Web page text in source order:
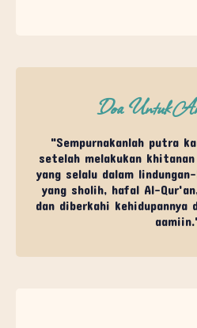
Doa Untuk
"Sempurnakanlah putra
setelah melakukan
yang selalu dalam
yang sholih, hafal Al-
dan diberkahi